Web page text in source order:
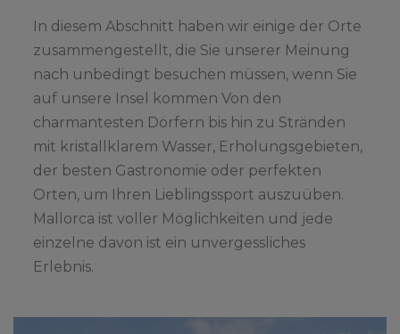
In diesem Abschnitt haben wir einige der Orte
zusammengestellt, die Sie unserer Meinung
nach unbedingt besuchen müssen, wenn Sie
auf unsere Insel kommen Von den
charmantesten Dörfern bis hin zu Stränden
mit kristallklarem Wasser, Erholungsgebieten,
der besten Gastronomie oder perfekten
Orten, um Ihren Lieblingssport auszuüben.
Mallorca ist voller Möglichkeiten und jede
einzelne davon ist ein unvergessliches
Erlebnis.